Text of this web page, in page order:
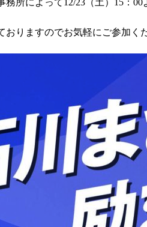
務所によって12/23（土）15：
おりますのでお気軽にご参加く